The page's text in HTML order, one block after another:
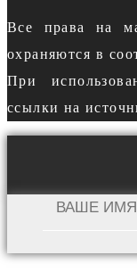
Все права на
охраняются в
При
ссылки на